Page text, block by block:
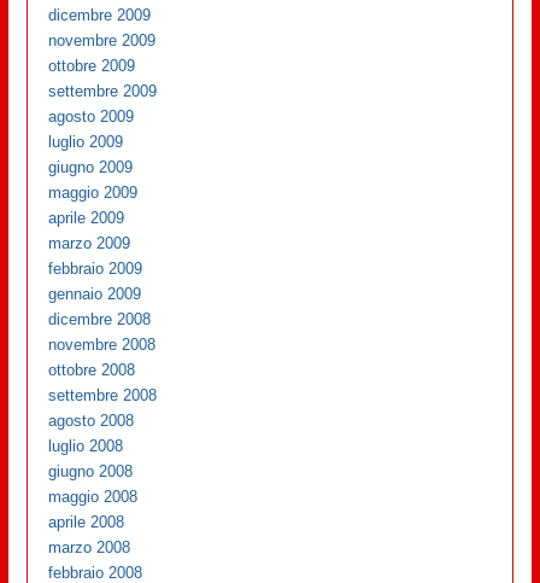
dicembre 2009
novembre 2009
ottobre 2009
settembre 2009
agosto 2009
luglio 2009
giugno 2009
maggio 2009
aprile 2009
marzo 2009
febbraio 2009
gennaio 2009
dicembre 2008
novembre 2008
ottobre 2008
settembre 2008
agosto 2008
luglio 2008
giugno 2008
maggio 2008
aprile 2008
marzo 2008
febbraio 2008